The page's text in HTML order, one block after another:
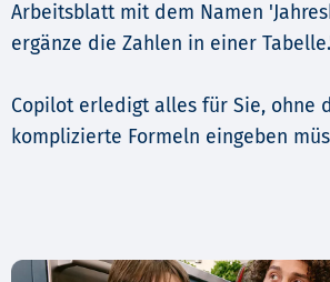
Arbeitsblatt mit dem Namen
ergänze die Zahlen in einer
Copilot erledigt alles für Sie, ohne
komplizierte Formeln eingeben